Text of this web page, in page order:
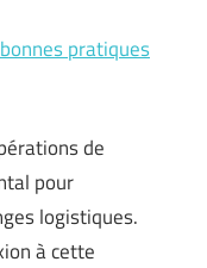
pratiques
de
pour
logistiques.
à cette